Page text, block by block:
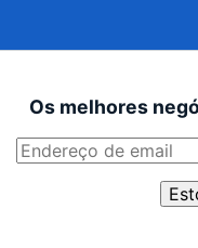
Os melhores